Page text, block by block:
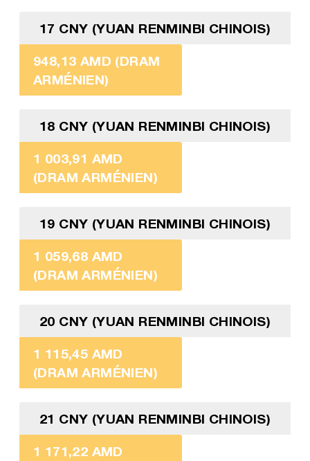
17 CNY (YUAN RENMINBI CHINOIS)
948,13 AMD (DRAM
ARMÉNIEN)
18 CNY (YUAN RENMINBI CHINOIS)
1 003,91 AMD
(DRAM ARMÉNIEN)
19 CNY (YUAN RENMINBI CHINOIS)
1 059,68 AMD
(DRAM ARMÉNIEN)
20 CNY (YUAN RENMINBI CHINOIS)
1 115,45 AMD
(DRAM ARMÉNIEN)
21 CNY (YUAN RENMINBI CHINOIS)
1 171,22 AMD